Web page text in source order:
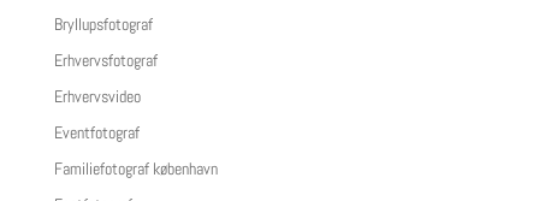
Bryllupsfotograf
Erhvervsfotograf
Erhvervsvideo
Eventfotograf
Familiefotograf københavn